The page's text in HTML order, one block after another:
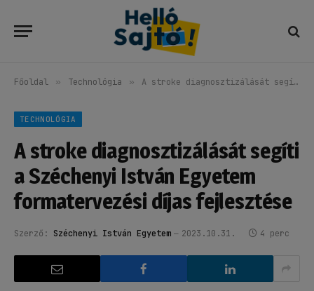
Főoldal » Technológia » A stroke diagnosztizálását segíti a Széchenyi István Egyetem formatervezési díjas fejlesztése
TECHNOLÓGIA
A stroke diagnosztizálását segíti
a Széchenyi István Egyetem
formatervezési díjas fejlesztése
Szerző: Széchenyi István Egyetem 2023.10.31. 4 perc